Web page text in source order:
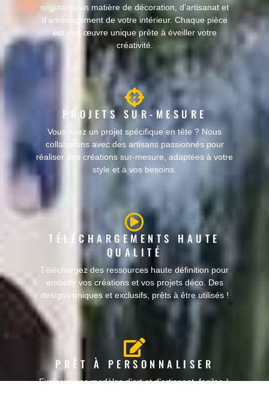
originales en matière de décoration, d’artisanat et
d'aménagement de votre intérieur. Chaque pièce
est une œuvre unique prête à éveiller votre
créativité.
PROJETS SUR-MESURE
Vous avez un projet spécifique en tête ? Nous
collaborons avec des artisans passionnés pour
réaliser des créations sur-mesure, adaptées à votre
style et à vos besoins.
TÉLÉCHARGEMENTS HAUTE
QUALITÉ
Téléchargez des ressources haute définition pour
embellir vos créations et vos projets déco. Des
designs uniques et exclusifs, prêts à être utilisés !
PRÊT À PERSONNALISER
Explorez nos modèles d’art et d’artisanat, faciles à